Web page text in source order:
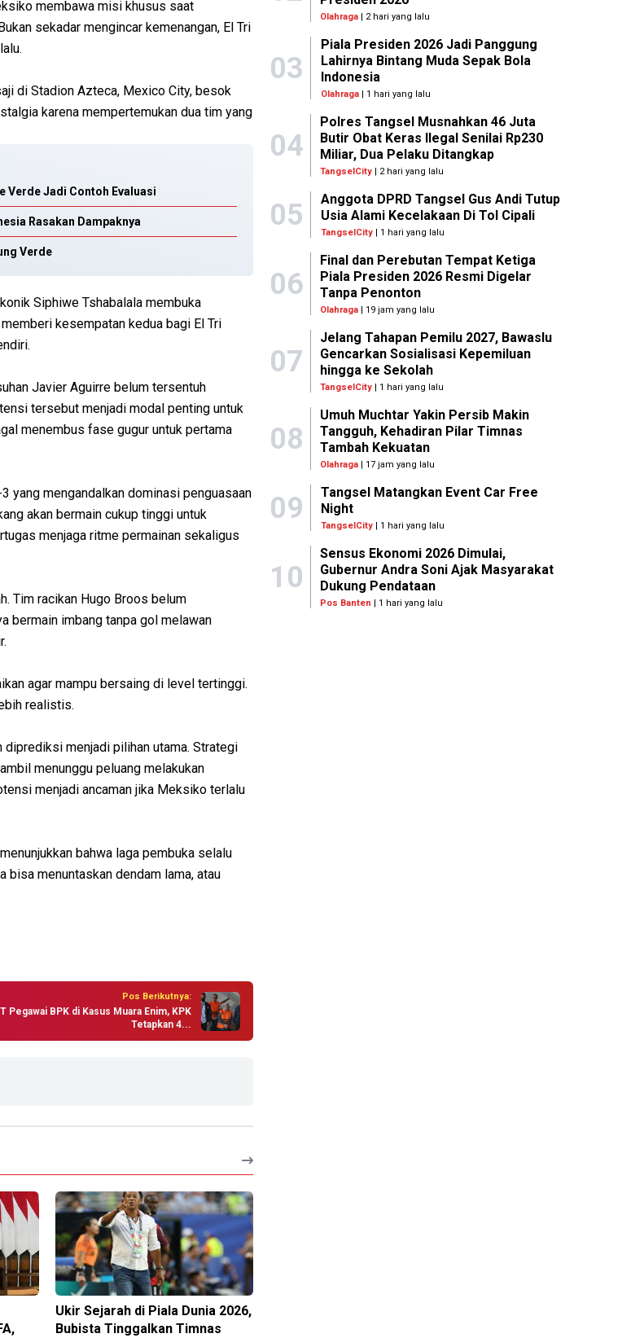
membawa misi khusus saat
sekadar mengincar kemenangan, El Tri
di Stadion Azteca, Mexico City, besok
karena mempertemukan dua tim yang
Verde Jadi Contoh Evaluasi
Rasakan Dampaknya
Verde
Siphiwe Tshabalala membuka
kesempatan kedua bagi El Tri
Javier Aguirre belum tersentuh
tersebut menjadi modal penting untuk
menembus fase gugur untuk pertama
yang mengandalkan dominasi penguasaan
akan bermain cukup tinggi untuk
menjaga ritme permainan sekaligus
Tim racikan Hugo Broos belum
bermain imbang tanpa gol melawan
agar mampu bersaing di level tertinggi.
realistis.
menjadi pilihan utama. Strategi
menunggu peluang melakukan
menjadi ancaman jika Meksiko terlalu
bahwa laga pembuka selalu
bisa menuntaskan dendam lama, atau
Pos Berikutnya:
Pegawai BPK di Kasus Muara Enim, KPK
Tetapkan 4...
Ukir Sejarah di Piala Dunia 2026,
Bubista Tinggalkan Timnas
Olahraga | 2 hari yang lalu
03
Piala Presiden 2026 Jadi Panggung
Lahirnya Bintang Muda Sepak Bola
Indonesia
Olahraga| 1 hari yang lalu
04
Polres Tangsel Musnahkan 46 Juta
Butir Obat Keras Ilegal Senilai Rp230
Miliar, Dua Pelaku Ditangkap
TangselCity | 2 hari yang lalu
05
Anggota DPRD Tangsel Gus Andi Tutup
Usia Alami Kecelakaan Di Tol Cipali
TangselCity| 1 hari yang lalu
06
Final dan Perebutan Tempat Ketiga
Piala Presiden 2026 Resmi Digelar
Tanpa Penonton
Olahraga | 19 jam yang lalu
07
Jelang Tahapan Pemilu 2027, Bawaslu
Gencarkan Sosialisasi Kepemiluan
hingga ke Sekolah
TangselCity | 1 hari yang lalu
08
Umuh Muchtar Yakin Persib Makin
Tangguh, Kehadiran Pilar Timnas
Tambah Kekuatan
Olahraga | 17 jam yang lalu
09
Tangsel Matangkan Event Car Free
Night
TangselCity| 1 hari yang lalu
10
Sensus Ekonomi 2026 Dimulai,
Gubernur Andra Soni Ajak Masyarakat
Dukung Pendataan
Pos Banten | 1 hari yang lalu